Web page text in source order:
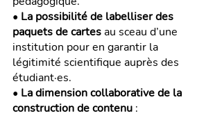
• La possibilité de labelliser des
paquets de cartes au sceau d’une
institution pour en garantir la
légitimité scientifique auprès des
étudiant·es.
• La dimension collaborative de la
construction de contenu :